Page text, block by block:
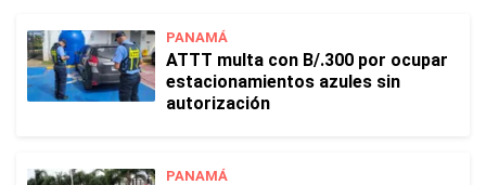
PANAMÁ
ATTT multa con B/.300 por ocupar
estacionamientos azules sin
autorización
PANAMÁ